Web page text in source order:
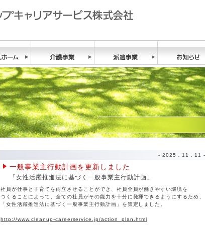
- 2025．11．11 -
一般事業主行動計画を更新しました
「女性活躍推進法に基づく一般事業主行動計画」
社員が仕事と子育てを両立させることができ、社員全員が働きやすい環境を
つくることによって、全ての社員がその能力を十分に発揮できるようにするため、
「女性活躍推進法に基づく一般事業主行動計画」を策定しました。
http://www.cleanup-careerservice.jp/action_plan.html